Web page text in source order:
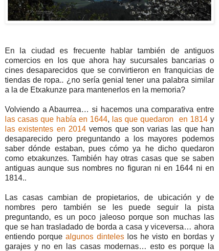
En la ciudad es frecuente hablar también de antiguos
comercios en los que ahora hay sucursales bancarias o
cines desaparecidos que se convirtieron en franquicias de
tiendas de ropa.. ¿no sería genial tener una palabra similar
a la de Etxakunze para mantenerlos en la memoria?
Volviendo a Abaurrea… si hacemos una comparativa entre
las casas que había en 1644, las que quedaron en 1814y
las existentes en 2014vemos que son varias las que han
desaparecido pero preguntando a los mayores podemos
saber dónde estaban, pues cómo ya he dicho quedaron
como etxakunzes. También hay otras casas que se saben
antiguas aunque sus nombres no figuran ni en 1644 ni en
1814..
Las casas cambian de propietarios, de ubicación y de
nombres pero también se les puede seguir la pista
preguntando, es un poco jaleoso porque son muchas las
que se han trasladado de borda a casa y viceversa… ahora
entiendo porquealgunos dinteleslos he visto en bordas y
garajes y no en las casas modernas… esto es porque la